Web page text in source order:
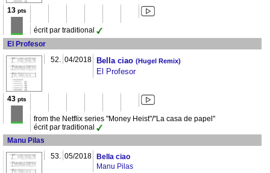
13 pts
écrit par traditional
El Profesor
52. 04/2018 Bella ciao (Hugel Remix)
El Profesor
43 pts
from the Netflix series "Money Heist"/"La casa de papel"
écrit par traditional
Manu Pilas
53. 05/2018
Bella ciao
Manu Pilas